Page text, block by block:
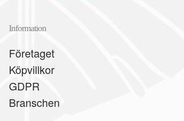
Information
Företaget
Köpvillkor
GDPR
Branschen